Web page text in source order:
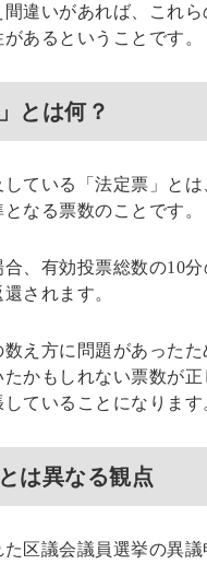
間違いがあれば、これ
あるということです。
とは何？
ている「法定票」と
なる票数のことです。
合、有効投票総数の10
されます。
え方に問題があった
かもしれない票数が
ていることになります
は異なる観点
た区議会議員選挙の異